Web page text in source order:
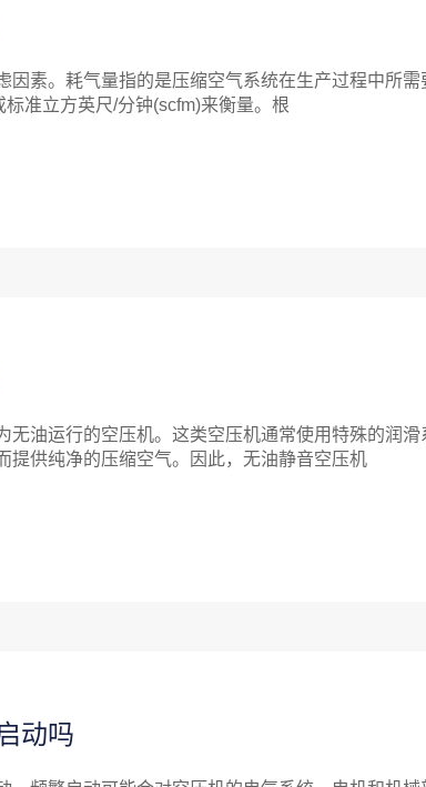
素。耗气量指的是压缩空气系统在生产过程中所需
准立方英尺/分钟(scfm)来衡量。根
油运行的空压机。这类空压机通常使用特殊的润滑
提供纯净的压缩空气。因此，无油静音空压机
动吗